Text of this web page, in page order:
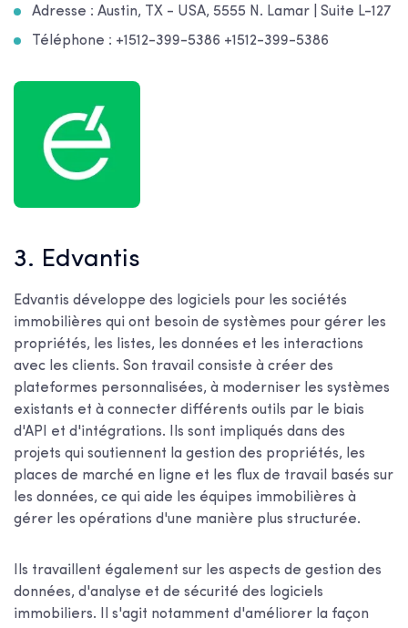
Adresse : Austin, TX - USA, 5555 N. Lamar | Suite L-127
Téléphone : +1512-399-5386 +1512-399-5386
3. Edvantis
Edvantis développe des logiciels pour les sociétés
immobilières qui ont besoin de systèmes pour gérer les
propriétés, les listes, les données et les interactions
avec les clients. Son travail consiste à créer des
plateformes personnalisées, à moderniser les systèmes
existants et à connecter différents outils par le biais
d'API et d'intégrations. Ils sont impliqués dans des
projets qui soutiennent la gestion des propriétés, les
places de marché en ligne et les flux de travail basés sur
les données, ce qui aide les équipes immobilières à
gérer les opérations d'une manière plus structurée.
Ils travaillent également sur les aspects de gestion des
données, d'analyse et de sécurité des logiciels
immobiliers. Il s'agit notamment d'améliorer la façon